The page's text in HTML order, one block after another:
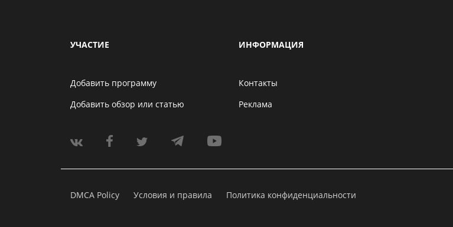
УЧАСТИЕ
Добавить программу
Добавить обзор или статью
ИНФОРМАЦИЯ
Контакты
Реклама
DMCA Policy Условия и правила
Политика конфиденциальности